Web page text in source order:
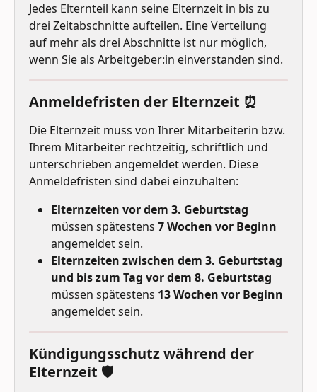
Jedes Elternteil kann seine Elternzeit in bis zu
drei Zeitabschnitte aufteilen. Eine Verteilung
auf mehr als drei Abschnitte ist nur möglich,
wenn Sie als Arbeitgeber:in einverstanden sind.
Anmeldefristen der Elternzeit ⏰
Die Elternzeit muss von Ihrer Mitarbeiterin bzw.
Ihrem Mitarbeiter rechtzeitig, schriftlich und
unterschrieben angemeldet werden. Diese
Anmeldefristen sind dabei einzuhalten:
Elternzeiten vor dem 3. Geburtstag
müssen spätestens 7 Wochen vor Beginn
angemeldet sein.
Elternzeiten zwischen dem 3. Geburtstag
und bis zum Tag vor dem 8. Geburtstag
müssen spätestens 13 Wochen vor Beginn
angemeldet sein.
Kündigungsschutz während der
Elternzeit 🛡️